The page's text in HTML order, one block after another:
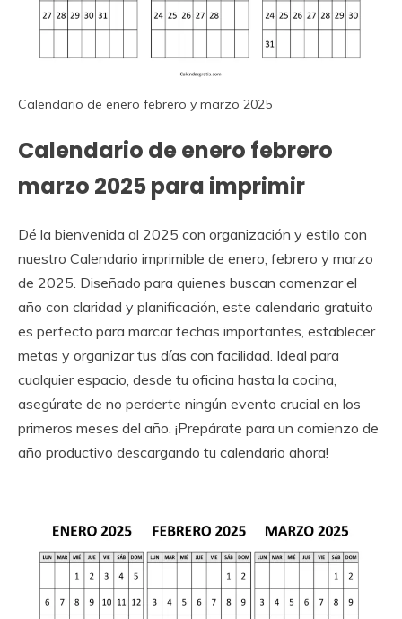
Calendario de enero febrero y marzo 2025
Calendario de enero febrero
marzo 2025 para imprimir
Dé la bienvenida al 2025 con organización y estilo con
nuestro Calendario imprimible de enero, febrero y marzo
de 2025. Diseñado para quienes buscan comenzar el
año con claridad y planificación, este calendario gratuito
es perfecto para marcar fechas importantes, establecer
metas y organizar tus días con facilidad. Ideal para
cualquier espacio, desde tu oficina hasta la cocina,
asegúrate de no perderte ningún evento crucial en los
primeros meses del año. ¡Prepárate para un comienzo de
año productivo descargando tu calendario ahora!